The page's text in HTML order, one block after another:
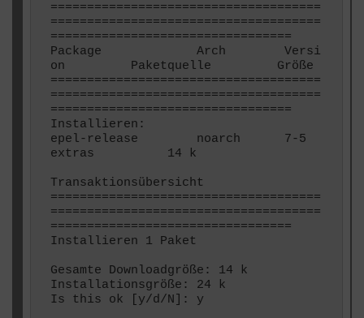
=====================================
=====================================
=================================
Package             Arch        Versi
on         Paketquelle         Größe
=====================================
=====================================
=================================
Installieren:
epel-release        noarch      7-5
extras          14 k
Transaktionsübersicht
=====================================
=====================================
=================================
Installieren 1 Paket
Gesamte Downloadgröße: 14 k
Installationsgröße: 24 k
Is this ok [y/d/N]: y